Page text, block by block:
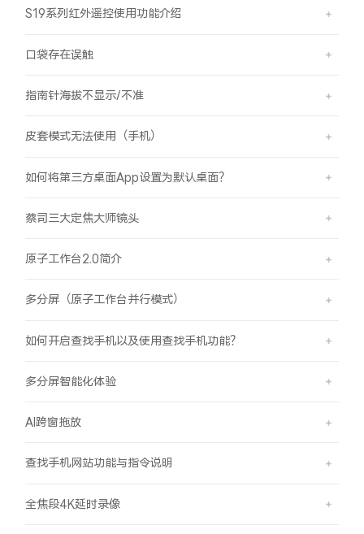
S19系列红外遥控使用功能介绍
口袋存在误触
指南针海拔不显示/不准
皮套模式无法使用（手机）
如何将第三方桌面App设置为默认桌面？
蔡司三大定焦大师镜头
原子工作台2.0简介
多分屏（原子工作台并行模式）
如何开启查找手机以及使用查找手机功能？
多分屏智能化体验
AI跨窗拖放
查找手机网站功能与指令说明
全焦段4K延时录像